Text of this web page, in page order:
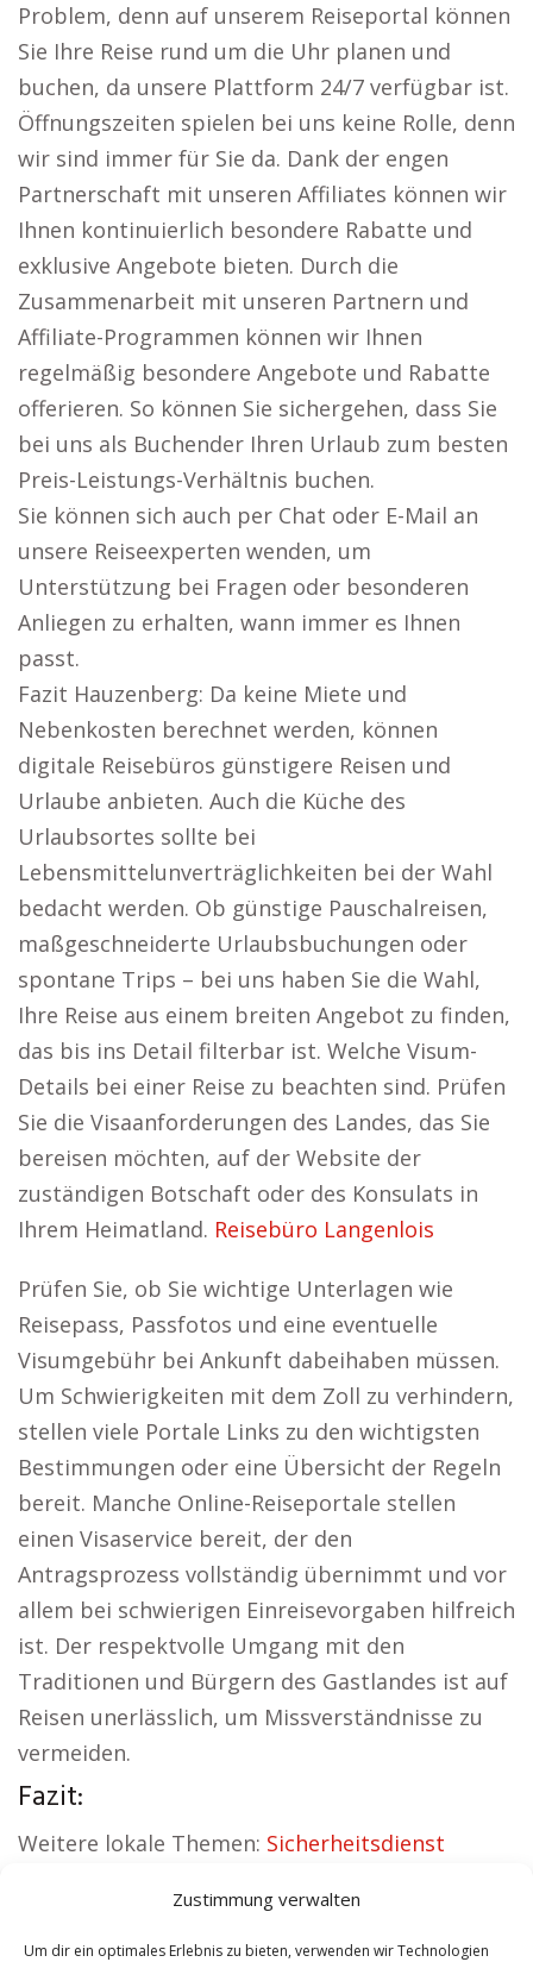
Zustimmung verwalten
Um dir ein optimales Erlebnis zu bieten, verwenden wir Technologien
Problem, denn auf unserem Reiseportal können
Sie Ihre Reise rund um die Uhr planen und
buchen, da unsere Plattform 24/7 verfügbar ist.
Öffnungszeiten spielen bei uns keine Rolle, denn
wir sind immer für Sie da. Dank der engen
Partnerschaft mit unseren Affiliates können wir
Ihnen kontinuierlich besondere Rabatte und
exklusive Angebote bieten. Durch die
Zusammenarbeit mit unseren Partnern und
Affiliate-Programmen können wir Ihnen
regelmäßig besondere Angebote und Rabatte
offerieren. So können Sie sichergehen, dass Sie
bei uns als Buchender Ihren Urlaub zum besten
Preis-Leistungs-Verhältnis buchen.
Sie können sich auch per Chat oder E-Mail an
unsere Reiseexperten wenden, um
Unterstützung bei Fragen oder besonderen
Anliegen zu erhalten, wann immer es Ihnen
passt.
Fazit Hauzenberg: Da keine Miete und
Nebenkosten berechnet werden, können
digitale Reisebüros günstigere Reisen und
Urlaube anbieten. Auch die Küche des
Urlaubsortes sollte bei
Lebensmittelunverträglichkeiten bei der Wahl
bedacht werden. Ob günstige Pauschalreisen,
maßgeschneiderte Urlaubsbuchungen oder
spontane Trips – bei uns haben Sie die Wahl,
Ihre Reise aus einem breiten Angebot zu finden,
das bis ins Detail filterbar ist. Welche Visum-
Details bei einer Reise zu beachten sind. Prüfen
Sie die Visaanforderungen des Landes, das Sie
bereisen möchten, auf der Website der
zuständigen Botschaft oder des Konsulats in
Ihrem Heimatland. Reisebüro Langenlois
Prüfen Sie, ob Sie wichtige Unterlagen wie
Reisepass, Passfotos und eine eventuelle
Visumgebühr bei Ankunft dabeihaben müssen.
Um Schwierigkeiten mit dem Zoll zu verhindern,
stellen viele Portale Links zu den wichtigsten
Bestimmungen oder eine Übersicht der Regeln
bereit. Manche Online-Reiseportale stellen
einen Visaservice bereit, der den
Antragsprozess vollständig übernimmt und vor
allem bei schwierigen Einreisevorgaben hilfreich
ist. Der respektvolle Umgang mit den
Traditionen und Bürgern des Gastlandes ist auf
Reisen unerlässlich, um Missverständnisse zu
vermeiden.
Fazit:
Weitere lokale Themen: Sicherheitsdienst
Wohnung mieten Hauzenberg|Schamane
Hauzenberg|Reisebüro Hauzenberg|